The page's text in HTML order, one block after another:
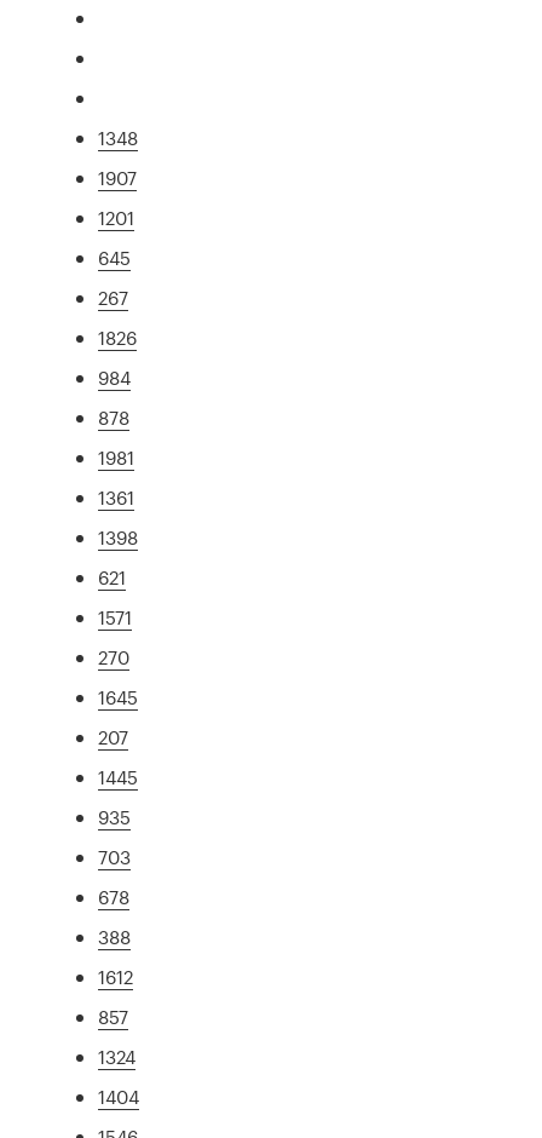
1348
1907
1201
645
267
1826
984
878
1981
1361
1398
621
1571
270
1645
207
1445
935
703
678
388
1612
857
1324
1404